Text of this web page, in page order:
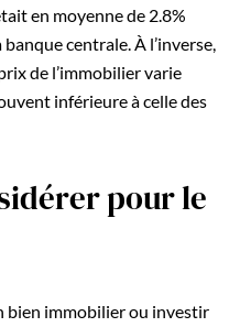
en moyenne de 2.8%
centrale. À l’inverse,
de l’immobilier varie
inférieure à celle des
pour le
bien immobilier ou investir